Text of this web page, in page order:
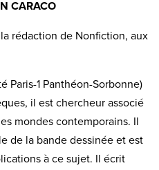
CARACO
rédaction de Nonfiction, aux
Paris-1 Panthéon-Sorbonne)
il est chercheur associé
mondes contemporains. Il
de la bande dessinée et est
à ce sujet. Il écrit